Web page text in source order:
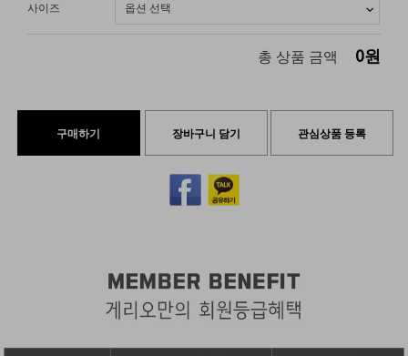
사이즈
총 상품 금액 0원
구매하기 장바구니 담기 관심상품 등록